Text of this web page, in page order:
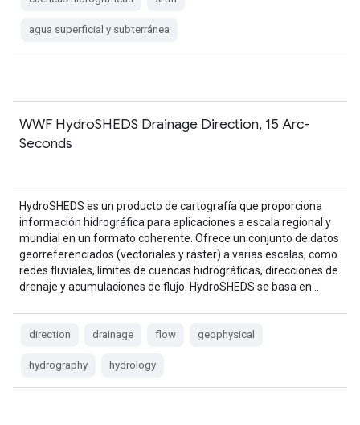
agua superficial y subterránea
WWF HydroSHEDS Drainage Direction, 15 Arc-
Seconds
HydroSHEDS es un producto de cartografía que proporciona
información hidrográfica para aplicaciones a escala regional y
mundial en un formato coherente. Ofrece un conjunto de datos
georreferenciados (vectoriales y ráster) a varias escalas, como
redes fluviales, límites de cuencas hidrográficas, direcciones de
drenaje y acumulaciones de flujo. HydroSHEDS se basa en…
direction drainage flow geophysical
hydrography hydrology